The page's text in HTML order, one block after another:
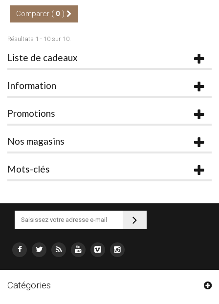
Comparer ( 0 )
Résultats 1 - 10 sur 10.
Liste de cadeaux
Information
Promotions
Nos magasins
Mots-clés
Catégories